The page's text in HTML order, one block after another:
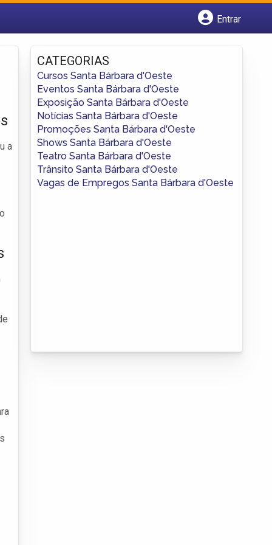
Entrar
Fazer login
Criar conta
a
CATEGORIAS
Cursos Santa Bárbara d'Oeste
Eventos Santa Bárbara d'Oeste
Exposição Santa Bárbara d'Oeste
Notícias Santa Bárbara d'Oeste
Promoções Santa Bárbara d'Oeste
Shows Santa Bárbara d'Oeste
Teatro Santa Bárbara d'Oeste
Trânsito Santa Bárbara d'Oeste
Vagas de Empregos Santa Bárbara d'Oeste